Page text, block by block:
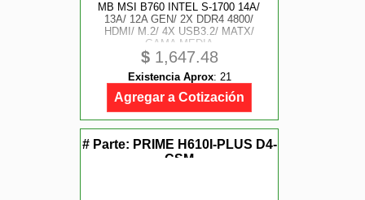
MB MSI B760 INTEL S-1700 14A/
13A/ 12A GEN/ 2X DDR4 4800/
HDMI/ M.2/ 4X USB3.2/ MATX/
GAMA MEDIA
$1,647.48
Existencia Aprox: 21
Agregar a Cotización
# Parte: PRIME H610I-PLUS D4-
CSM